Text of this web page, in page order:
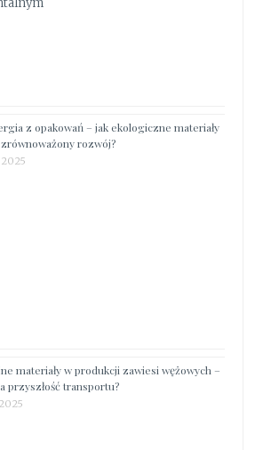
z opakowań – jak ekologiczne materiały
rozwój?
materiały w produkcji zawiesi wężowych –
przyszłość transportu?